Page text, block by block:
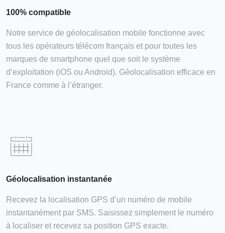
100% compatible
Notre service de géolocalisation mobile fonctionne avec
tous les opérateurs télécom français et pour toutes les
marques de smartphone quel que soit le système
d’exploitation (iOS ou Android). Géolocalisation efficace en
France comme à l’étranger.
Géolocalisation instantanée
Recevez la localisation GPS d’un numéro de mobile
instantanément par SMS. Saisissez simplement le numéro
à localiser et recevez sa position GPS exacte.